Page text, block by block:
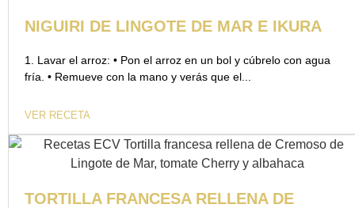
NIGUIRI DE LINGOTE DE MAR E IKURA
1. Lavar el arroz: • Pon el arroz en un bol y cúbrelo con agua
fría. • Remueve con la mano y verás que el...
VER RECETA
TORTILLA FRANCESA RELLENA DE